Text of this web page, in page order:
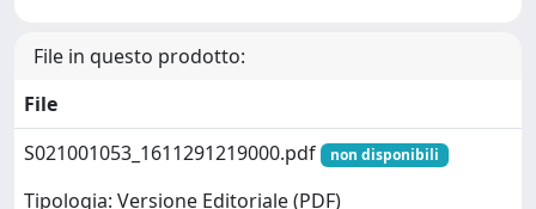
File in questo prodotto:
File
S021001053_1611291219000.pdf
non disponibili
Tipologia: Versione Editoriale (PDF)